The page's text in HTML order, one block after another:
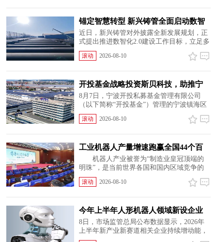
锚定智慧转型 新兴铸管全面启动数智
化2.0建设
近日，新兴铸管对外披露全新发展规划，正
式提出推进数智化2.0建设工作目标，立足多
年数字化转型积淀，深化数字技术与实体经
济深度融合，以数智赋能企业高质量发展，
滚动 2026-08-10
开投基金战略投资斯贝科技，助推宁
波本土精密制造扬帆出海
8月7日，宁波开投私募基金管理有限公司
（以下简称“开投基金”）管理的宁波镇海区
甬投能源产业投资合伙企业（有限合伙）
（以下简称“甬投能源基金”）完成对宁波斯
滚动 2026-08-10
工业机器人产量增速跑赢全国44个百
分点 “齐鲁制造会客厅”机器人...
机器人产业被誉为“制造业皇冠顶端的
明珠”，是当前世界各国和国内区域竞争的
关键赛道。8月7日，由中共山东省委宣传部
指导、山东省工业和信息化厅主办、大众报
滚动 2026-08-10
今年上半年人形机器人领域新设企业
11.6万户
8日，市场监管总局公布数据显示，2026年
上半年新产业新赛道相关企业持续增动能，
人形机器人领域新设企业11.6万户，同比增